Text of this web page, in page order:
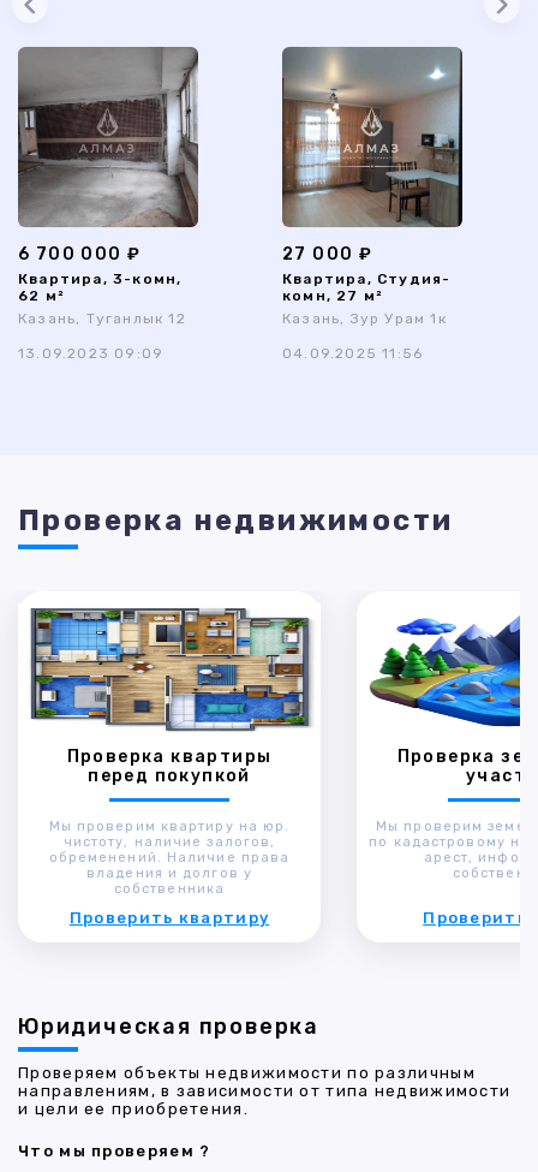
6 700 000 ₽
Квартира, 3-комн,
62 м²
Казань, Туганлык 12
13.09.2023 09:09
27 000 ₽
Квартира, Студия-
комн, 27 м²
Казань, Зур Урам 1к
04.09.2025 11:56
Проверка недвижимости
Проверка квартиры
перед покупкой
Мы проверим квартиру на юр.
чистоту, наличие залогов,
обременений. Наличие права
владения и долгов у
собственника
Проверить квартиру
Проверка
Мы проверим
по кадастровому
арест,
Проверить
Юридическая проверка
Проверяем объекты недвижимости по различным
направлениям, в зависимости от типа недвижимости
и цели ее приобретения.
Что мы проверяем ?